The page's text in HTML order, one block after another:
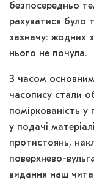
безпосередньо
рахуватися було
зазначу: жодних
нього не почула.
З часом
часопису стали
поміркованість у
у подачі
протистоянь,
поверхнево-
видання наш